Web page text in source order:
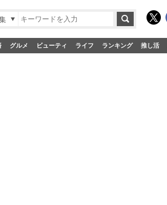
グルメ ビューティ ライフ ランキング 推し活